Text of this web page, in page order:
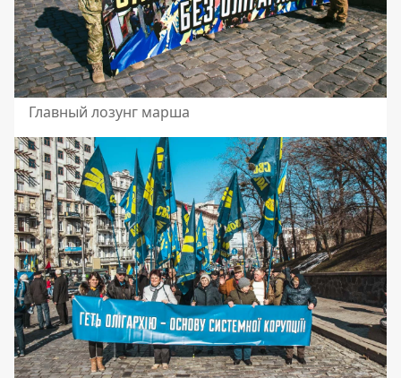
Главный лозунг марша